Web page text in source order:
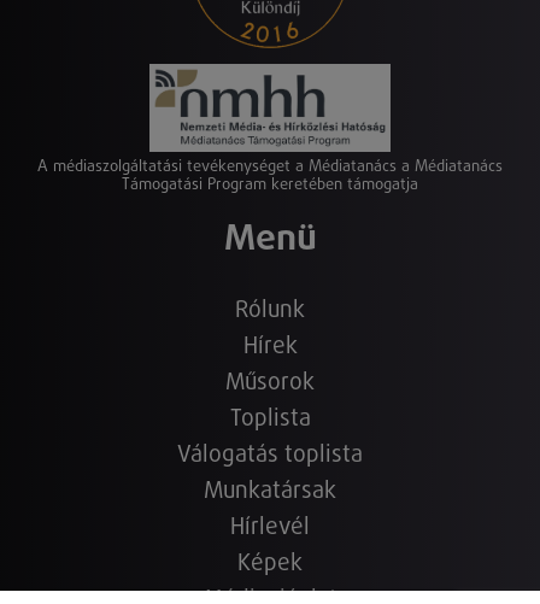
A médiaszolgáltatási tevékenységet a Médiatanács a Médiatanács
Támogatási Program keretében támogatja
Menü
Rólunk
Hírek
Műsorok
Toplista
Válogatás toplista
Munkatársak
Hírlevél
Képek